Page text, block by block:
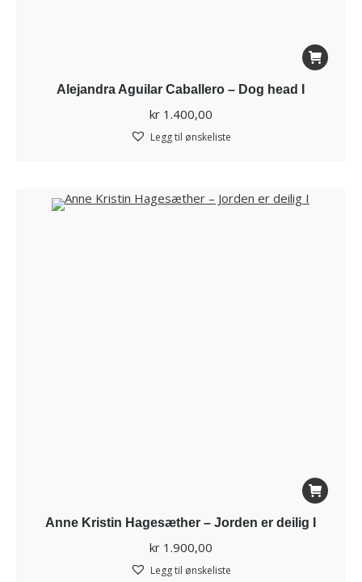
Alejandra Aguilar Caballero – Dog head I
kr1.400,00
Legg til ønskeliste
Anne Kristin Hagesæther – Jorden er deilig I
kr1.900,00
Legg til ønskeliste